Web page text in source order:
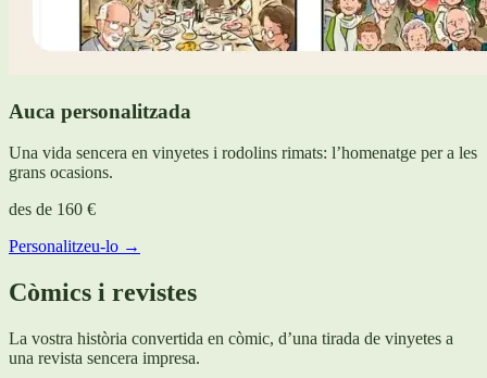
Auca personalitzada
Una vida sencera en vinyetes i rodolins rimats: l’homenatge per a les
grans ocasions.
des de 160 €
Personalitzeu-lo →
Còmics i revistes
La vostra història convertida en còmic, d’una tirada de vinyetes a
una revista sencera impresa.